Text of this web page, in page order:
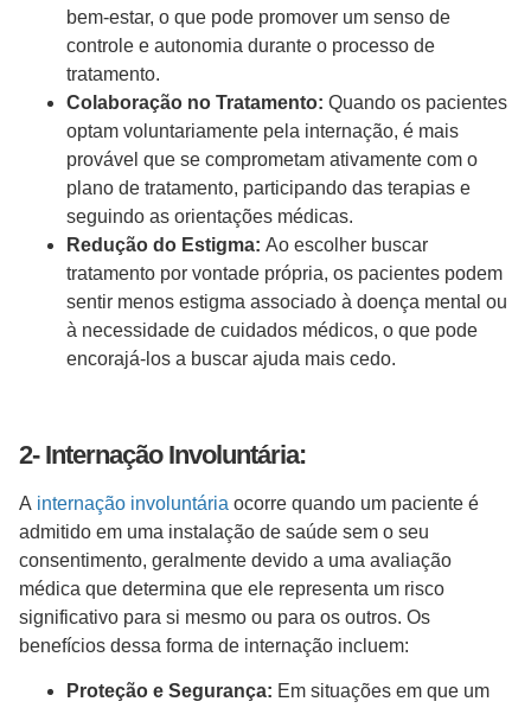
bem-estar, o que pode promover um senso de
controle e autonomia durante o processo de
tratamento.
Colaboração no Tratamento: Quando os pacientes
optam voluntariamente pela internação, é mais
provável que se comprometam ativamente com o
plano de tratamento, participando das terapias e
seguindo as orientações médicas.
Redução do Estigma: Ao escolher buscar
tratamento por vontade própria, os pacientes podem
sentir menos estigma associado à doença mental ou
à necessidade de cuidados médicos, o que pode
encorajá-los a buscar ajuda mais cedo.
2- Internação Involuntária:
A internação involuntária ocorre quando um paciente é
admitido em uma instalação de saúde sem o seu
consentimento, geralmente devido a uma avaliação
médica que determina que ele representa um risco
significativo para si mesmo ou para os outros. Os
benefícios dessa forma de internação incluem:
Proteção e Segurança: Em situações em que um